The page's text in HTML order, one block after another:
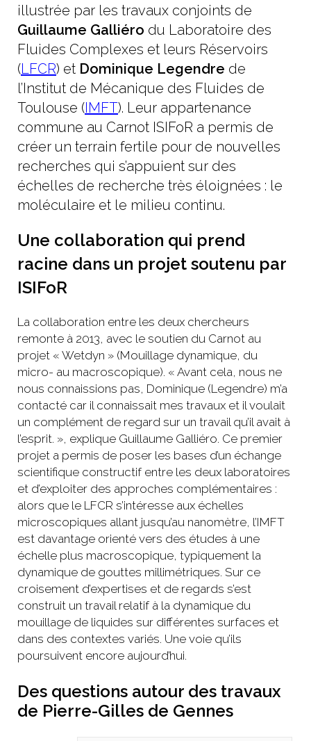
illustrée par les travaux conjoints de
Guillaume Galliéro du Laboratoire des
Fluides Complexes et leurs Réservoirs
(LFCR) et Dominique Legendre de
l’Institut de Mécanique des Fluides de
Toulouse (IMFT). Leur appartenance
commune au Carnot ISIFoR a permis de
créer un terrain fertile pour de nouvelles
recherches qui s’appuient sur des
échelles de recherche très éloignées : le
moléculaire et le milieu continu.
Une collaboration qui prend
racine dans un projet soutenu par
ISIFoR
La collaboration entre les deux chercheurs
remonte à 2013, avec le soutien du Carnot au
projet « Wetdyn » (Mouillage dynamique, du
micro- au macroscopique). « Avant cela, nous ne
nous connaissions pas, Dominique (Legendre) m’a
contacté car il connaissait mes travaux et il voulait
un complément de regard sur un travail qu’il avait à
l’esprit. », explique Guillaume Galliéro. Ce premier
projet a permis de poser les bases d’un échange
scientifique constructif entre les deux laboratoires
et d’exploiter des approches complémentaires :
alors que le LFCR s’intéresse aux échelles
microscopiques allant jusqu’au nanomètre, l’IMFT
est davantage orienté vers des études à une
échelle plus macroscopique, typiquement la
dynamique de gouttes millimétriques. Sur ce
croisement d’expertises et de regards s’est
construit un travail relatif à la dynamique du
mouillage de liquides sur différentes surfaces et
dans des contextes variés. Une voie qu’ils
poursuivent encore aujourd’hui.
Des questions autour des travaux
de Pierre-Gilles de Gennes